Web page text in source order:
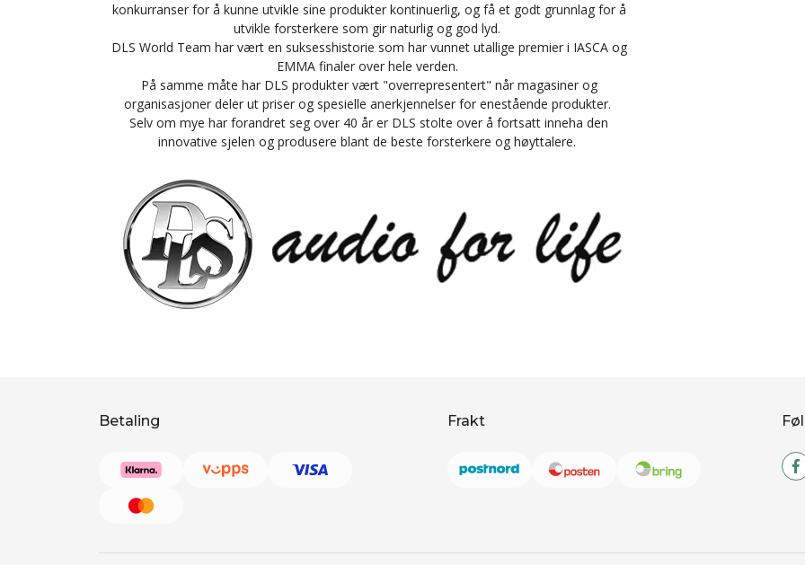
konkurranser for å kunne utvikle sine produkter kontinuerlig, og få et godt grunnlag for å
utvikle forsterkere som gir naturlig og god lyd.
DLS World Team har vært en suksesshistorie som har vunnet utallige premier i IASCA og
EMMA finaler over hele verden.
På samme måte har DLS produkter vært "overrepresentert" når magasiner og
organisasjoner deler ut priser og spesielle anerkjennelser for enestående produkter.
Selv om mye har forandret seg over 40 år er DLS stolte over å fortsatt inneha den
innovative sjelen og produsere blant de beste forsterkere og høyttalere.
Betaling Frakt